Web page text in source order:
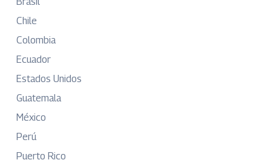
Chile
Colombia
Ecuador
Estados Unidos
Guatemala
México
Perú
Puerto Rico